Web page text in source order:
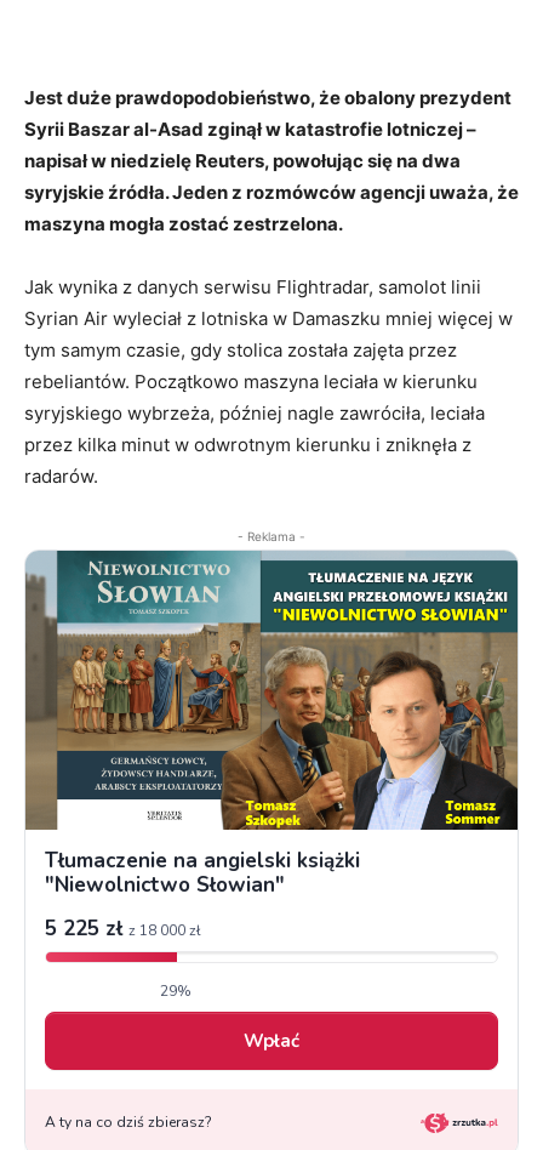
Jest duże prawdopodobieństwo, że obalony prezydent
Syrii Baszar al-Asad zginął w katastrofie lotniczej –
napisał w niedzielę Reuters, powołując się na dwa
syryjskie źródła. Jeden z rozmówców agencji uważa, że
maszyna mogła zostać zestrzelona.
Jak wynika z danych serwisu Flightradar, samolot linii
Syrian Air wyleciał z lotniska w Damaszku mniej więcej w
tym samym czasie, gdy stolica została zajęta przez
rebeliantów. Początkowo maszyna leciała w kierunku
syryjskiego wybrzeża, później nagle zawróciła, leciała
przez kilka minut w odwrotnym kierunku i zniknęła z
radarów.
- Reklama -